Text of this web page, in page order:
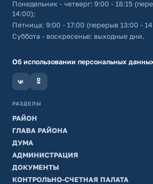
Понедельник - четверг: 9:00 - 18:15
14:00);
Пятница: 9:00 - 17:00 (перерыв 13:00 -
Суббота - воскресенье: выходные дни.
Об использовании персональных
РАЗДЕЛЫ
РАЙОН
ГЛАВА РАЙОНА
ДУМА
АДМИНИСТРАЦИЯ
ДОКУМЕНТЫ
КОНТРОЛЬНО-СЧЕТНАЯ ПАЛАТА